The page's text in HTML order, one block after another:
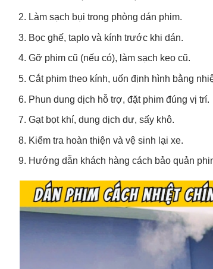
Làm sạch bụi trong phòng dán phim.
Bọc ghế, taplo và kính trước khi dán.
Gỡ phim cũ (nếu có), làm sạch keo cũ.
Cắt phim theo kính, uốn định hình bằng
Phun dung dịch hỗ trợ, đặt phim đúng vị trí.
Gạt bọt khí, dung dịch dư, sấy khô.
Kiểm tra hoàn thiện và vệ sinh lại xe.
Hướng dẫn khách hàng cách bảo quản